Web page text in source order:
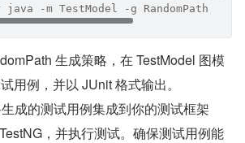
java -m TestModel -g RandomPath -t
生成策略，在 TestModel 图模
用例，并以 JUnit 格式输出。
成的测试用例集成到你的测试框架
，并执行测试。确保测试用例能